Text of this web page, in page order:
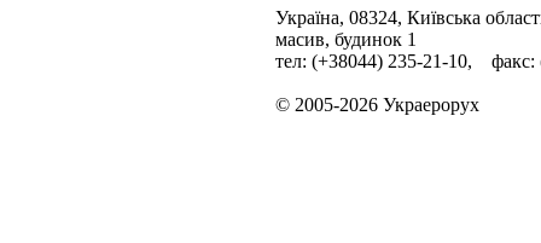
Україна, 08324, Київська
масив, будинок 1
тел: (+38044) 235-21-10, факс:
© 2005-2026 Украерорух